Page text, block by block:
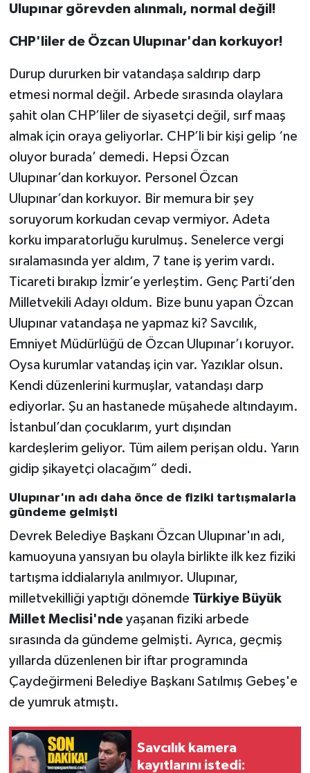
Ulupınar görevden alınmalı, normal değil!
CHP'liler de Özcan Ulupınar'dan korkuyor!
Durup dururken bir vatandaşa saldırıp darp
etmesi normal değil. Arbede sırasında olaylara
şahit olan CHP’liler de siyasetçi değil, sırf maaş
almak için oraya geliyorlar. CHP’li bir kişi gelip ‘ne
oluyor burada’ demedi. Hepsi Özcan
Ulupınar’dan korkuyor. Personel Özcan
Ulupınar’dan korkuyor. Bir memura bir şey
soruyorum korkudan cevap vermiyor. Adeta
korku imparatorluğu kurulmuş. Senelerce vergi
sıralamasında yer aldım, 7 tane iş yerim vardı.
Ticareti bırakıp İzmir’e yerleştim. Genç Parti’den
Milletvekili Adayı oldum. Bize bunu yapan Özcan
Ulupınar vatandaşa ne yapmaz ki? Savcılık,
Emniyet Müdürlüğü de Özcan Ulupınar’ı koruyor.
Oysa kurumlar vatandaş için var. Yazıklar olsun.
Kendi düzenlerini kurmuşlar, vatandaşı darp
ediyorlar. Şu an hastanede müşahede altındayım.
İstanbul’dan çocuklarım, yurt dışından
kardeşlerim geliyor. Tüm ailem perişan oldu. Yarın
gidip şikayetçi olacağım” dedi.
Ulupınar'ın adı daha önce de fiziki tartışmalarla
gündeme gelmişti
Devrek Belediye Başkanı Özcan Ulupınar'ın adı,
kamuoyuna yansıyan bu olayla birlikte ilk kez fiziki
tartışma iddialarıyla anılmıyor. Ulupınar,
milletvekilliği yaptığı dönemde Türkiye Büyük
Millet Meclisi'ndeyaşanan fiziki arbede
sırasında da gündeme gelmişti. Ayrıca, geçmiş
yıllarda düzenlenen bir iftar programında
Çaydeğirmeni Belediye Başkanı Satılmış Gebeş'e
de yumruk atmıştı.
Savcılık kamera
kayıtlarını istedi: